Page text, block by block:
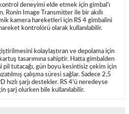
deneyimi elde etmek için gimbal'ı
Ronin Image Transmitter ile bir akıllı
kamera hareketleri için RS 4 gimbalini
kontrolörü olarak kullanılabilir.
kolaylaştıran ve depolama için
tasarımına sahiptir. Hatta gimbalden
pil tutacağı, gün boyu kesintisiz çekim için
çalışma süresi sağlar. Sadece 2,5
hızlı şarjı destekler. RS 4'ü neredeyse
şarj olurken bile kullanılabilir.